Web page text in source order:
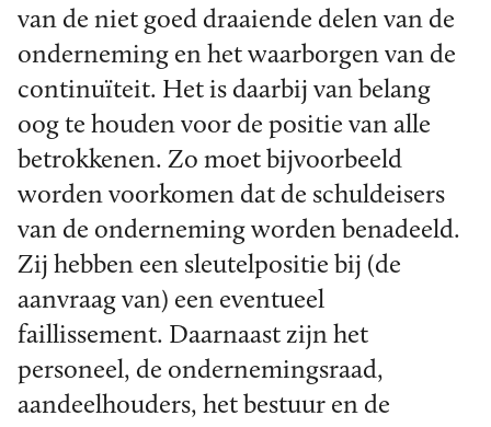
van de niet goed draaiende delen van de
onderneming en het waarborgen van de
continuïteit. Het is daarbij van belang
oog te houden voor de positie van alle
betrokkenen. Zo moet bijvoorbeeld
worden voorkomen dat de schuldeisers
van de onderneming worden benadeeld.
Zij hebben een sleutelpositie bij (de
aanvraag van) een eventueel
faillissement. Daarnaast zijn het
personeel, de ondernemingsraad,
aandeelhouders, het bestuur en de